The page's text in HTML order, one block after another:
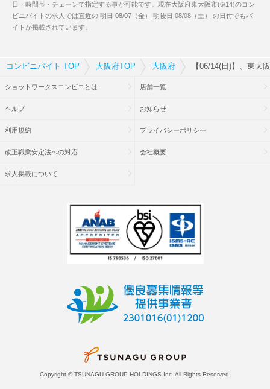
日・時間帯・チェーンで指定する事が可能です。現在大阪府東大阪市(6/14)のコン
ビニバイトの求人では直近の 明日 08/07（金） 明後日 08/08（土）
の日付でもバ
イトが掲載されています。
コンビニバイト TOP 大阪府TOP 大阪府 【06/14(日)】、東大
ショットワークスコンビニとは 店舗一覧
ヘルプ お知らせ
利用規約 プライバシーポリシー
改正職業安定法への対応 会社概要
求人掲載について
Copyright © TSUNAGU GROUP HOLDINGS Inc. All Rights Reserved.